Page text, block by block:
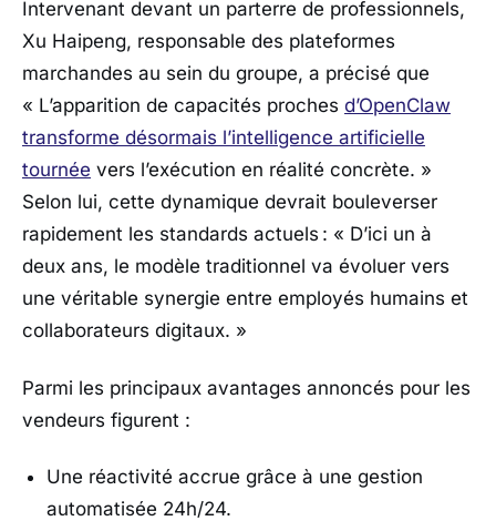
Intervenant devant un parterre de professionnels,
Xu Haipeng, responsable des plateformes
marchandes au sein du groupe, a précisé que
« L’apparition de capacités proches d’OpenClaw
transforme désormais l’intelligence artificielle
tournée vers l’exécution en réalité concrète. »
Selon lui, cette dynamique devrait bouleverser
rapidement les standards actuels : « D’ici un à
deux ans, le modèle traditionnel va évoluer vers
une véritable synergie entre employés humains et
collaborateurs digitaux. »
Parmi les principaux avantages annoncés pour les
vendeurs figurent :
Une réactivité accrue grâce à une gestion
automatisée 24h/24.